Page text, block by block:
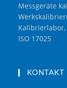
Messgeräte
ISO 17025
KONTAKT